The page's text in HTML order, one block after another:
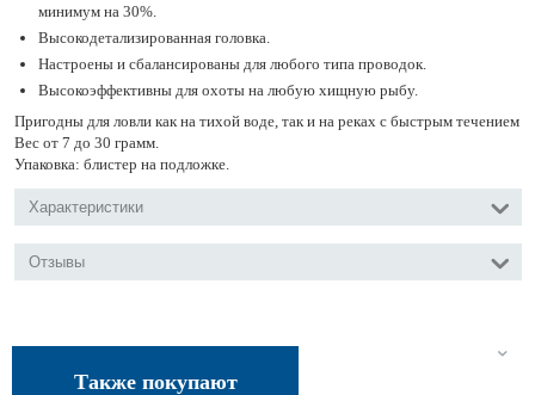
минимум на 30%.
Высокодетализированная головка.
Настроены и сбалансированы для любого типа проводок.
Высокоэффективны для охоты на любую хищную рыбу.
Пригодны для ловли как на тихой воде, так и на реках с быстрым течением
Вес от 7 до 30 грамм.
Упаковка: блистер на подложке.
Характеристики
Отзывы
Также покупают